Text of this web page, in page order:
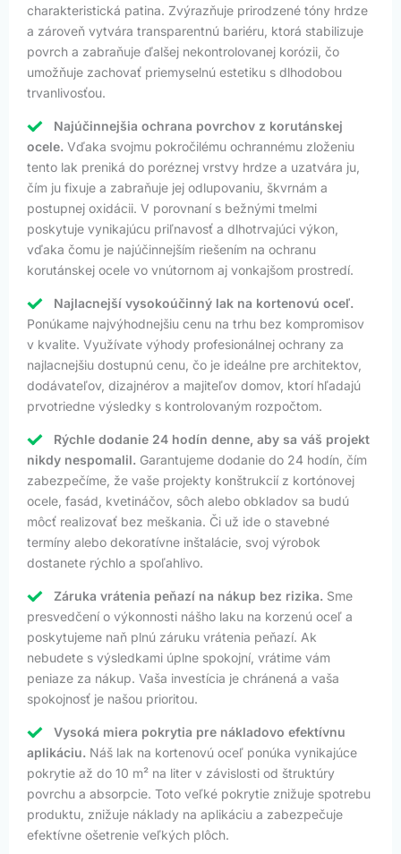
charakteristická patina. Zvýrazňuje prirodzené tóny hrdze
a zároveň vytvára transparentnú bariéru, ktorá stabilizuje
povrch a zabraňuje ďalšej nekontrolovanej korózii, čo
umožňuje zachovať priemyselnú estetiku s dlhodobou
trvanlivosťou.
Najúčinnejšia ochrana povrchov z korutánskej
ocele. Vďaka svojmu pokročilému ochrannému zloženiu
tento lak preniká do poréznej vrstvy hrdze a uzatvára ju,
čím ju fixuje a zabraňuje jej odlupovaniu, škvrnám a
postupnej oxidácii. V porovnaní s bežnými tmelmi
poskytuje vynikajúcu priľnavosť a dlhotrvajúci výkon,
vďaka čomu je najúčinnejším riešením na ochranu
korutánskej ocele vo vnútornom aj vonkajšom prostredí.
Najlacnejší vysokoúčinný lak na kortenovú oceľ.
Ponúkame najvýhodnejšiu cenu na trhu bez kompromisov
v kvalite. Využívate výhody profesionálnej ochrany za
najlacnejšiu dostupnú cenu, čo je ideálne pre architektov,
dodávateľov, dizajnérov a majiteľov domov, ktorí hľadajú
prvotriedne výsledky s kontrolovaným rozpočtom.
Rýchle dodanie 24 hodín denne, aby sa váš projekt
nikdy nespomalil. Garantujeme dodanie do 24 hodín, čím
zabezpečíme, že vaše projekty konštrukcií z kortónovej
ocele, fasád, kvetináčov, sôch alebo obkladov sa budú
môcť realizovať bez meškania. Či už ide o stavebné
termíny alebo dekoratívne inštalácie, svoj výrobok
dostanete rýchlo a spoľahlivo.
Záruka vrátenia peňazí na nákup bez rizika. Sme
presvedčení o výkonnosti nášho laku na korzenú oceľ a
poskytujeme naň plnú záruku vrátenia peňazí. Ak
nebudete s výsledkami úplne spokojní, vrátime vám
peniaze za nákup. Vaša investícia je chránená a vaša
spokojnosť je našou prioritou.
Vysoká miera pokrytia pre nákladovo efektívnu
aplikáciu. Náš lak na kortenovú oceľ ponúka vynikajúce
pokrytie až do 10 m² na liter v závislosti od štruktúry
povrchu a absorpcie. Toto veľké pokrytie znižuje spotrebu
produktu, znižuje náklady na aplikáciu a zabezpečuje
efektívne ošetrenie veľkých plôch.